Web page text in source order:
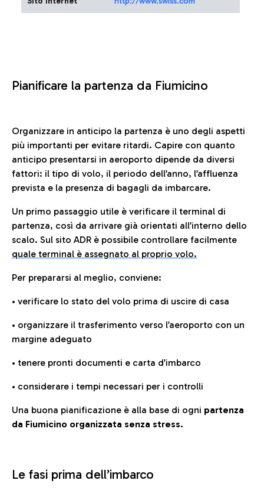
Pianificare la partenza da Fiumicino
Organizzare in anticipo la partenza è uno degli aspetti
più importanti per evitare ritardi. Capire con quanto
anticipo presentarsi in aeroporto dipende da diversi
fattori: il tipo di volo, il periodo dell’anno, l’affluenza
prevista e la presenza di bagagli da imbarcare.
Un primo passaggio utile è verificare il terminal di
partenza, così da arrivare già orientati all’interno dello
scalo. Sul sito ADR è possibile controllare facilmente
quale terminal è assegnato al proprio volo.
Per prepararsi al meglio, conviene:
• verificare lo stato del volo prima di uscire di casa
• organizzare il trasferimento verso l’aeroporto con un
margine adeguato
• tenere pronti documenti e carta d’imbarco
• considerare i tempi necessari per i controlli
Una buona pianificazione è alla base di ogni partenza
da Fiumicino organizzata senza stress.
Le fasi prima dell’imbarco